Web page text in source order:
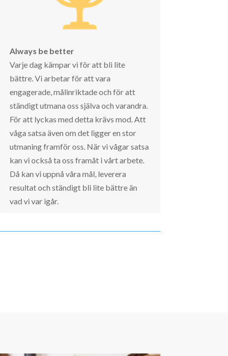
Always be better
Varje dag kämpar vi för att bli lite
bättre. Vi arbetar för att vara
engagerade, målinriktade och för att
ständigt utmana oss själva och varandra.
För att lyckas med detta krävs mod. Att
våga satsa även om det ligger en stor
utmaning framför oss. När vi vågar satsa
kan vi också ta oss framåt i vårt arbete.
Då kan vi uppnå våra mål, leverera
resultat och ständigt bli lite bättre än
vad vi var igår.